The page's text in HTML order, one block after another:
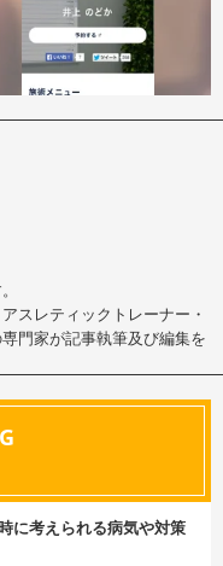
スレティックトレーナー・
門家が記事執筆及び編集を
に考えられる病気や対策